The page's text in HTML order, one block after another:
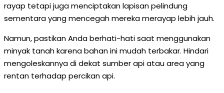
rayap tetapi juga menciptakan lapisan pelindung
sementara yang mencegah mereka merayap lebih jauh.
Namun, pastikan Anda berhati-hati saat menggunakan
minyak tanah karena bahan ini mudah terbakar. Hindari
mengoleskannya di dekat sumber api atau area yang
rentan terhadap percikan api.